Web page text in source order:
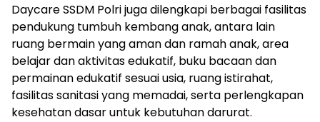
Daycare SSDM Polri juga dilengkapi berbagai fasilitas
pendukung tumbuh kembang anak, antara lain
ruang bermain yang aman dan ramah anak, area
belajar dan aktivitas edukatif, buku bacaan dan
permainan edukatif sesuai usia, ruang istirahat,
fasilitas sanitasi yang memadai, serta perlengkapan
kesehatan dasar untuk kebutuhan darurat.